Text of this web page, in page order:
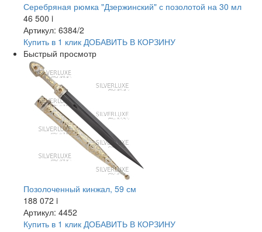
Серебряная рюмка "Дзержинский" с позолотой на 30 мл
46 500 i
Артикул: 6384/2
Купить в 1 клик ДОБАВИТЬ В КОРЗИНУ
Быстрый просмотр
Позолоченный кинжал, 59 см
188 072 i
Артикул: 4452
Купить в 1 клик ДОБАВИТЬ В КОРЗИНУ